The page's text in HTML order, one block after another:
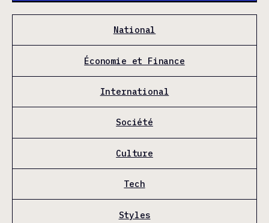
National
Économie et Finance
International
Société
Culture
Tech
Styles